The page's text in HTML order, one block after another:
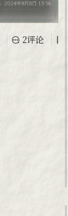
2评论 随笔